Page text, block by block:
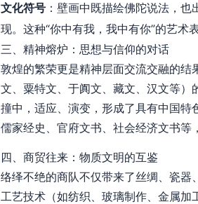
文化符号 ：壁画中既描绘佛陀说法，
现。这种“你中有我，我中有你”的艺术
三、精神熔炉：思想与信仰的对话
敦煌的繁荣更是精神层面交流交融的
文、粟特文、于阗文、藏文、汉文等
撞中，适应、演变，形成了具有中国特
儒家经史、官府文书、社会经济文书等
四、商贸往来：物质文明的互鉴
络绎不绝的商队不仅带来了丝绸、瓷器
工艺技术（如纺织、玻璃制作、金属